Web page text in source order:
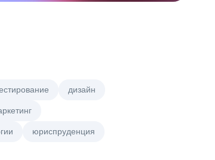
дизайн
юриспруденция